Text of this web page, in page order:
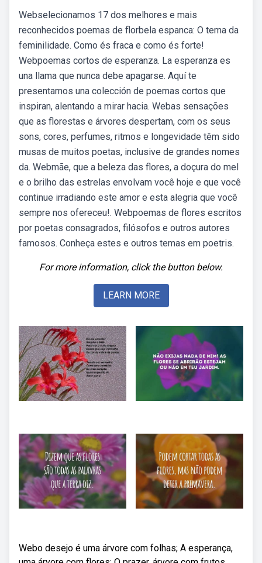
Webselecionamos 17 dos melhores e mais
reconhecidos poemas de florbela espanca: O tema da
feminilidade. Como és fraca e como és forte!
Webpoemas cortos de esperanza. La esperanza es
una llama que nunca debe apagarse. Aquí te
presentamos una colección de poemas cortos que
inspiran, alentando a mirar hacia. Webas sensações
que as florestas e árvores despertam, com os seus
sons, cores, perfumes, ritmos e longevidade têm sido
musas de muitos poetas, inclusive de grandes nomes
da. Webmãe, que a beleza das flores, a doçura do mel
e o brilho das estrelas envolvam você hoje e que você
continue irradiando este amor e esta alegria que você
sempre nos ofereceu!. Webpoemas de flores escritos
por poetas consagrados, filósofos e outros autores
famosos. Conheça estes e outros temas em poetris.
For more information, click the button below.
LEARN MORE
Webo desejo é uma árvore com folhas; A esperança,